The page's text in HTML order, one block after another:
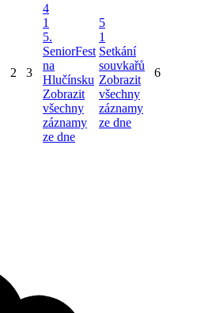
2 3
4
1
5.
SeniorFest
na
Hlučínsku
Zobrazit
všechny
záznamy
ze dne
5
1
Setkání
souvkařů
Zobrazit
všechny
záznamy
ze dne
6